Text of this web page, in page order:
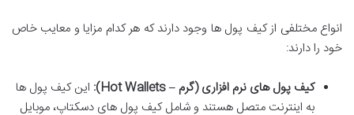
انواع مختلفی از کیف پول ها وجود دارند که هر کدام مزایا و معایب خاص
خود را دارند:
کیف پول های نرم افزاری (گرم – Hot Wallets):
این کیف پول ها
به اینترنت متصل هستند و شامل کیف پول های دسکتاپ، موبایل